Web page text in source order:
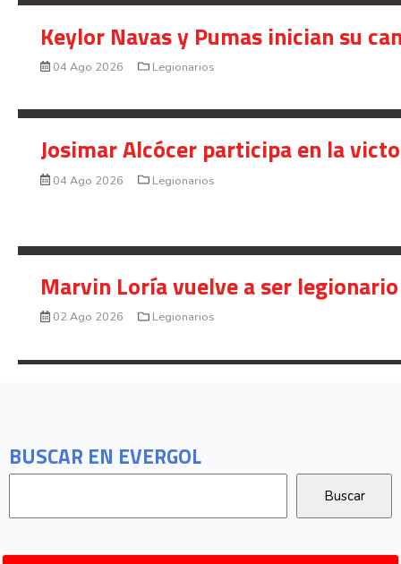
BUSCAR EN EVERGOL
Keylor Navas y Pumas inician su
04 Ago 2026 Legionarios
Josimar Alcócer participa en la
04 Ago 2026 Legionarios
Marvin Loría vuelve a ser
02 Ago 2026 Legionarios